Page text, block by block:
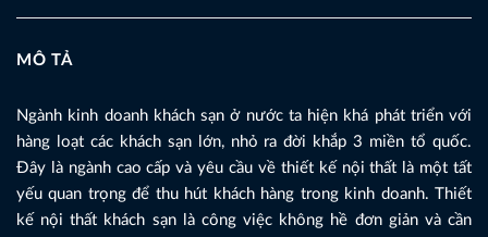
MÔ TẢ
Ngành kinh doanh khách sạn ở nước ta hiện khá phát triển với
hàng loạt các khách sạn lớn, nhỏ ra đời khắp 3 miền tổ quốc.
Đây là ngành cao cấp và yêu cầu về thiết kế nội thất là một tất
yếu quan trọng để thu hút khách hàng trong kinh doanh. Thiết
kế nội thất khách sạn là công việc không hề đơn giản và cần